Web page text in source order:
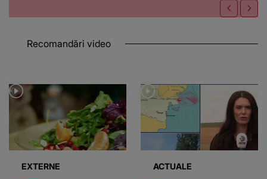
Recomandări video
EXTERNE ACTUALE